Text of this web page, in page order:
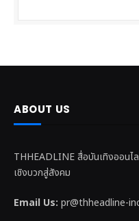
ABOUT US
THHEADLINE สื่อบันเทิงออน
เชิงบวกสู่สังคม
Email Us: pr@thheadline-